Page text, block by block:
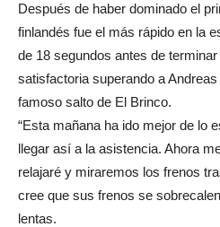
Después de haber dominado el
finlandés fue el más rápido en la
de 18 segundos antes de
satisfactoria superando a
famoso salto de El Brinco.
“Esta mañana ha ido mejor de lo
llegar así a la asistencia. Ahora
relajaré y miraremos los frenos
cree que sus frenos se
lentas.